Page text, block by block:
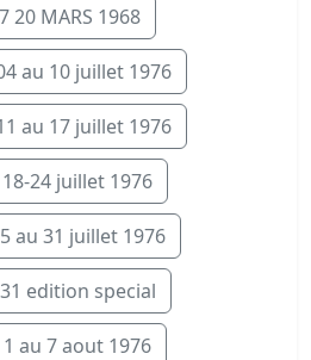
20 MARS 1968
au 10 juillet 1976
au 17 juillet 1976
24 juillet 1976
au 31 juillet 1976
edition special
1 au 7 aout 1976